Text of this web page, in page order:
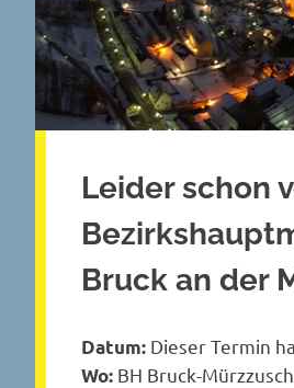
Leider schon
Bruck an der
Datum: Dieser Termin
Wo: BH Bruck-